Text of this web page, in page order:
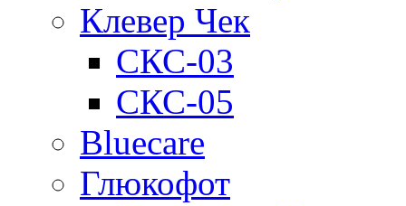
Клевер Чек
СКС-03
СКС-05
Bluecare
Глюкофот